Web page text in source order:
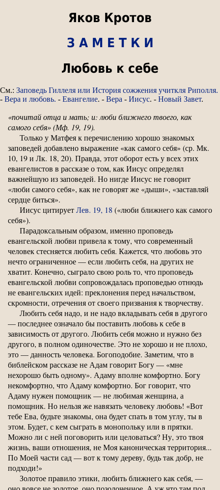
Яков Кротов
З А М Е Т К И
Любовь к себе
См.: Заповедь Гиллеля или История сожжения учиткля Риполля.
- Вера и любовь. - Евангелие. - Вера - Иисус. - Новый Завет.
«почитай отца и мать; и: люби ближнего твоего, как
самого себя» (Мф. 19, 19).
Только у Матфея к перечислению хорошо знакомых
заповедей добавлено выражение «как самого себя» (ср. Мк.
10, 19 и Лк. 18, 20). Правда, этот оборот есть у всех этих
евангелистов в рассказе о том, как Иисус определял
важнейшую из заповедей. Но нигде Иисус не говорит
«люби самого себя», как не говорят же «дыши», «заставляй
сердце биться».
Иисус цитируетЛев. 19, 18 («люби ближнего как самого
себя»).
Парадоксальным образом, именно проповедь
евангельской любви привела к тому, что современный
человек стесняется любить себя. Кажется, что любовь это
нечто ограниченное — если любить себя, на других не
хватит. Конечно, сыграло свою роль то, что проповедь
евангельской любви сопровождалась проповедью отнюдь
не евангельских идей: преклонения перед начальством,
скромности, отречения от своего призвания к творчеству.
Любить себя надо, и не надо вкладывать себя в другого
— последнее означало бы поставить любовь к себе в
зависимость от другого. Любить себя можно и нужно без
другого, в полном одиночестве. Это не хорошо и не плохо,
это — данность человека. Богоподобие. Заметим, что в
библейском рассказе не Адам говорит Богу — «мне
нехорошо быть одному». Адаму вполне комфортно. Богу
некомфортно, что Адаму комфортно. Бог говорит, что
Адаму нужен помощник — не любимая женщина, а
помощник. Но нельзя же навязать человеку любовь! «Вот
тебе Ева, будьте знакомы, она будет спать в том углу, ты в
этом. Будет, с кем сыграть в монопольку или в прятки.
Можно ли с ней поговорить или целоваться? Ну, это твоя
жизнь, ваши отношения, не Моя каноническая территория...
По Моей части сад — вот к тому дереву, будь так добр, не
подходи!»
Золотое правило этики, любить ближнего как себя, —